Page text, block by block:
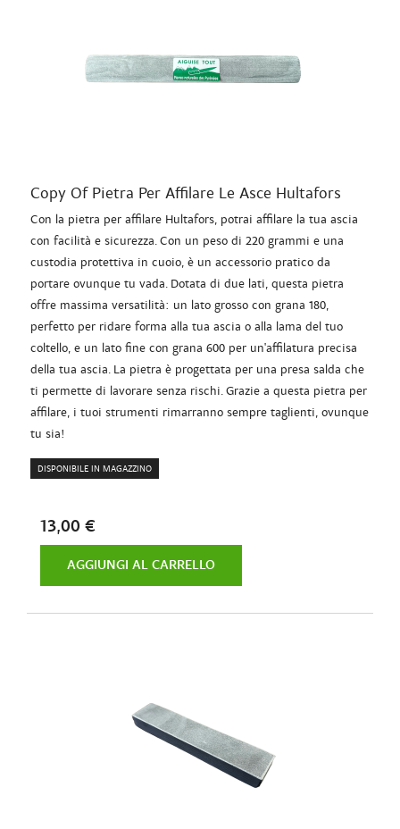
Copy Of Pietra Per Affilare Le Asce Hultafors
Con la pietra per affilare Hultafors, potrai affilare la tua ascia
con facilità e sicurezza. Con un peso di 220 grammi e una
custodia protettiva in cuoio, è un accessorio pratico da
portare ovunque tu vada. Dotata di due lati, questa pietra
offre massima versatilità: un lato grosso con grana 180,
perfetto per ridare forma alla tua ascia o alla lama del tuo
coltello, e un lato fine con grana 600 per un'affilatura precisa
della tua ascia. La pietra è progettata per una presa salda che
ti permette di lavorare senza rischi. Grazie a questa pietra per
affilare, i tuoi strumenti rimarranno sempre taglienti, ovunque
tu sia!
DISPONIBILE IN MAGAZZINO
13,00 €
AGGIUNGI AL CARRELLO